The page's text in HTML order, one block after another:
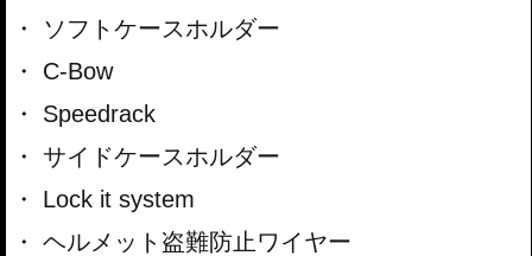
ソフトケースホルダー
C-Bow
Speedrack
サイドケースホルダー
Lock it system
ヘルメット盗難防止ワイヤー